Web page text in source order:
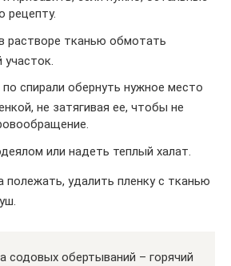
рецепту.
растворе тканью обмотать
по спирали обернуть нужное место
не затягивая ее, чтобы не
или надеть теплый халат.
полежать, удалить пленку с тканью
содовых обертываний – горячий